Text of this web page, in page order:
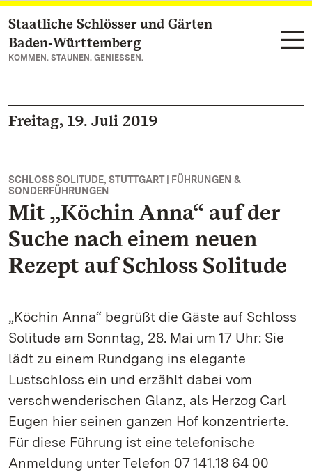
Zum Hauptinhalt springen
Staatliche Schlösser und Gärten
Baden‑Württemberg
KOMMEN. STAUNEN. GENIESSEN.
Freitag, 19. Juli 2019
SCHLOSS SOLITUDE, STUTTGART | FÜHRUNGEN &
SONDERFÜHRUNGEN
Mit „Köchin Anna“ auf der
Suche nach einem neuen
Rezept auf Schloss Solitude
„Köchin Anna“ begrüßt die Gäste auf Schloss
Solitude am Sonntag, 28. Mai um 17 Uhr: Sie
lädt zu einem Rundgang ins elegante
Lustschloss ein und erzählt dabei vom
verschwenderischen Glanz, als Herzog Carl
Eugen hier seinen ganzen Hof konzentrierte.
Für diese Führung ist eine telefonische
Anmeldung unter Telefon 07 141.18 64 00